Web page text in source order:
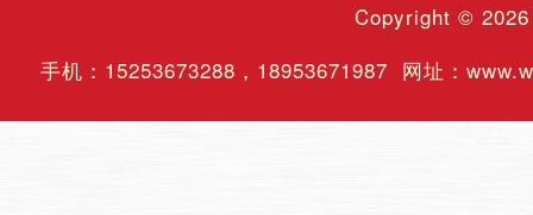
Copyright ©
手机： 15253673288 ， 18953671987 网址：